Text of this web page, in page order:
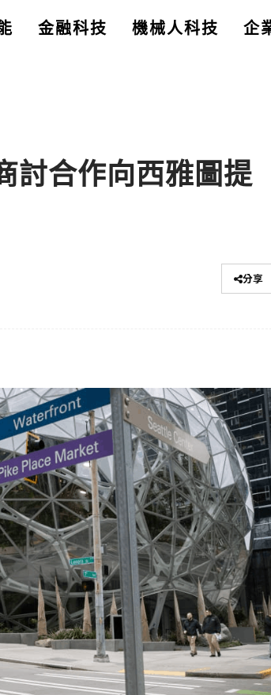
金融科技 機械人科技 企
討合作向西雅圖提
分享